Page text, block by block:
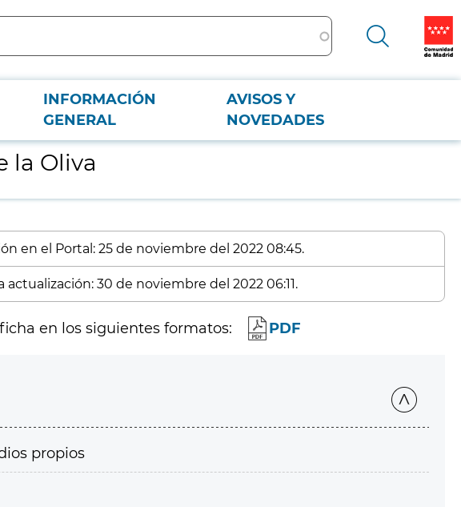
INFORMACIÓN
GENERAL
AVISOS Y
NOVEDADES
la Oliva
en el Portal: 25 de noviembre del 2022 08:45.
30 de noviembre del 2022 06:11.
en los siguientes formatos: PDF
propios